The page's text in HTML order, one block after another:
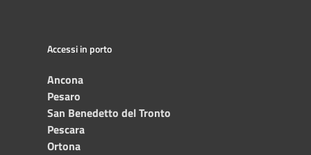
Accessi in porto
Ancona
Pesaro
San Benedetto del Tronto
Pescara
Ortona